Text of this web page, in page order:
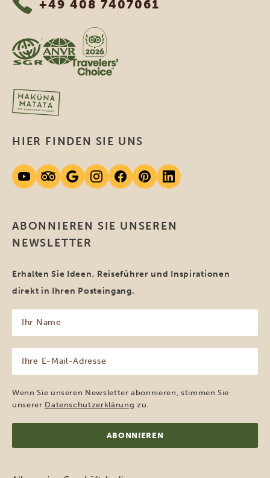
+49 408 7407061
ABONNIEREN SIE UNSEREN
NEWSLETTER
Erhalten Sie Ideen, Reiseführer und Inspirationen
direkt in Ihren Posteingang.
Name
(erforderlich)
Mail-
Adresse
(erforderlich)
Wenn Sie unseren Newsletter abonnieren, stimmen Sie
unserer Datenschutzerklärung zu.
HIER FINDEN SIE UNS